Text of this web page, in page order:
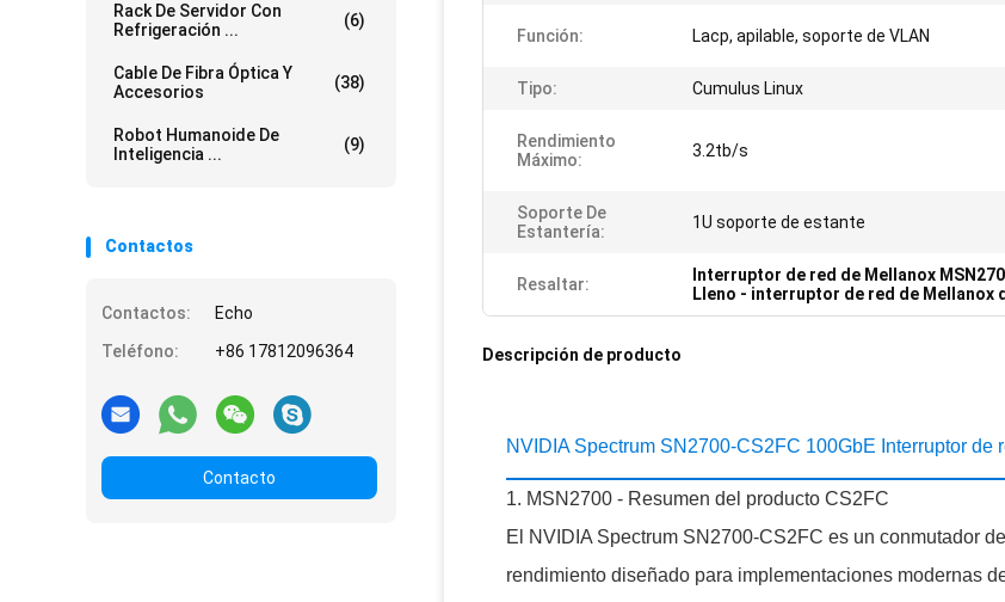
Rack De Servidor Con
Refrigeración ...
(6)
Cable De Fibra Óptica Y
Accesorios
(38)
Robot Humanoide De
Inteligencia ...
(9)
Contactos
Contactos:
Echo
Teléfono:
+86 17812096364
Contacto
Función: Lacp, apilable, soporte de VLAN
Tipo: Cumulus Linux
Rendimiento
Máximo:
3.2tb/s
Soporte De
Estantería:
1U soporte de estante
Resaltar: Interruptor de red de Mellanox
Lleno - interruptor de red de Mellanox
Descripción de producto
NVIDIA Spectrum SN2700-CS2FC 100GbE Interruptor de
1. MSN2700 - Resumen del producto CS2FC
El NVIDIA Spectrum SN2700-CS2FC es un conmutador
rendimiento diseñado para implementaciones modernas